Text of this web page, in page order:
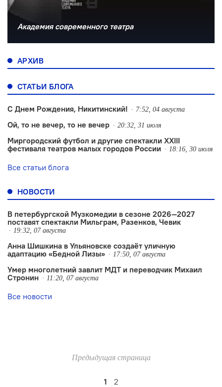
Академия современного театра
АРХИВ
СТАТЬИ БЛОГА
С Днем Рождения, Никитинский! 7:52, 04 августа
Ой, то не вечер, то не вечер 20:32, 31 июля
Миргородский футбол и другие спектакли XXIII
фестиваля театров малых городов России
18:16, 30 июля
Все статьи блога
НОВОСТИ
В петербургской Музкомедии в сезоне 2026—2027
поставят спектакли Мильграм, Разенков, Чевик
19:32, 07 августа
Анна Шишкина в Ульяновске создаëт уличную
адаптацию «Бедной Лизы»
17:50, 07 августа
Умер многолетний завлит МДТ и переводчик Михаил
Стронин
11:20, 07 августа
Все новости
Предыдущая страница
1 2